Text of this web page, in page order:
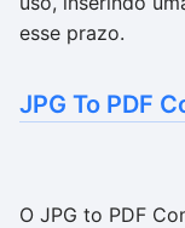
esse prazo.
JPG To PDF
O JPG to PDF